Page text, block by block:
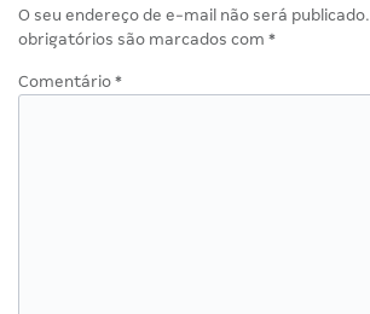
O seu endereço de e-mail não será publicado.
obrigatórios são marcados com *
Comentário *